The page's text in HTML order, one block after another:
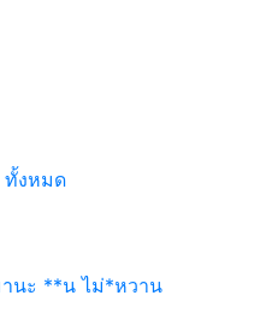
านะ **น ไม่*หวาน